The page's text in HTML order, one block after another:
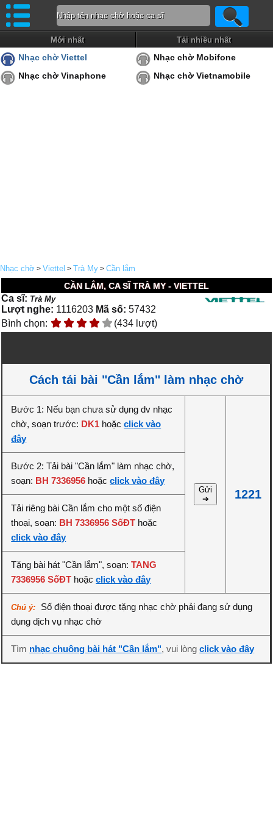
Mới nhất Tải nhiều nhất
Nhạc chờ Viettel
Nhạc chờ Mobifone
Nhạc chờ Vinaphone
Nhạc chờ Vietnamobile
Nhạc chờ > Viettel > Trà My > Cần lắm
CẦN LẮM, CA SĨ TRÀ MY - VIETTEL
Ca sĩ: Trà My
Lượt nghe: 1116203 Mã số: 57432
Bình chọn:
(434 lượt)
Cách tải bài "Cần lắm" làm nhạc chờ
Bước 1: Nếu bạn chưa sử dụng dv nhạc
chờ, soạn trước: DK1 hoặcclick vào
đây
Gửi
➔
1221
Bước 2: Tải bài "Cần lắm" làm nhạc chờ,
soạn: BH 7336956 hoặcclick vào đây
Tải riêng bài Cần lắm cho một số điện
thoại, soạn: BH 7336956 SốĐT hoặc
click vào đây
Tặng bài hát "Cần lắm", soạn:TANG
7336956 SốĐT hoặcclick vào đây
Chú ý:
Số điện thoại được tặng nhạc chờ phải đang sử dụng
dụng dịch vụ nhạc chờ
Tìm nhạc chuông bài hát "Cần lắm", vui lòngclick vào đây